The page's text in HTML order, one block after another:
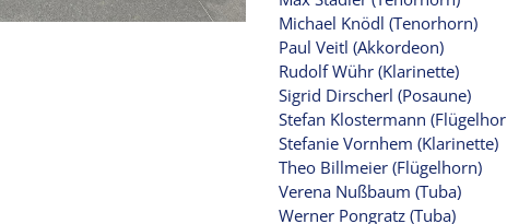
Michael Knödl (Tenorhorn)
Paul Veitl (Akkordeon)
Rudolf Wühr (Klarinette)
Sigrid Dirscherl (Posaune)
Stefan Klostermann
Stefanie Vornhem (Klarinette)
Theo Billmeier (Flügelhorn)
Verena Nußbaum (Tuba)
Werner Pongratz (Tuba)